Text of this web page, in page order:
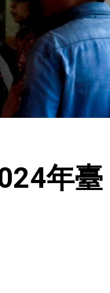
生活
運動
東京
編輯部通知
年臺